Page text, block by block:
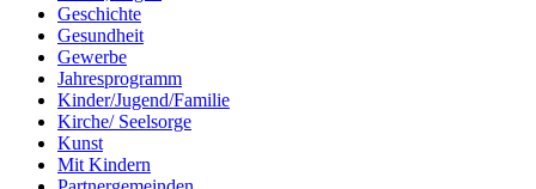
Geschichte
Gesundheit
Gewerbe
Jahresprogramm
Kinder/Jugend/Familie
Kirche/ Seelsorge
Kunst
Mit Kindern